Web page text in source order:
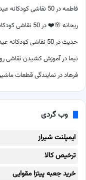
فاطمهدر 50 نقاشی کودکانه عید غدیر خم سخت و آسان و برای رنگ آمیزی
ریحانه 🌸❤️در 50 نقاشی کودکانه عید غدیر خم سخت و آسان و برای رنگ آمیزی
حدیثدر 50 نقاشی کودکانه عید غدیر خم سخت و آسان و برای رنگ آمیزی
نیما درآموزش کشیدن نقاشی
فرهاددر نمایندگی قطعات
وب گردی
ایمپلنت شیراز
ترخیص کالا
خرید جعبه پیتزا مقوایی